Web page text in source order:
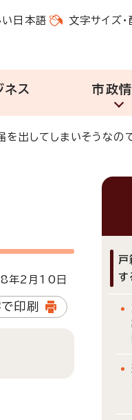
い日本語 文字サイズ
ネス 市政
を出してしまいそうなの
年2月10日
印刷
戸
す